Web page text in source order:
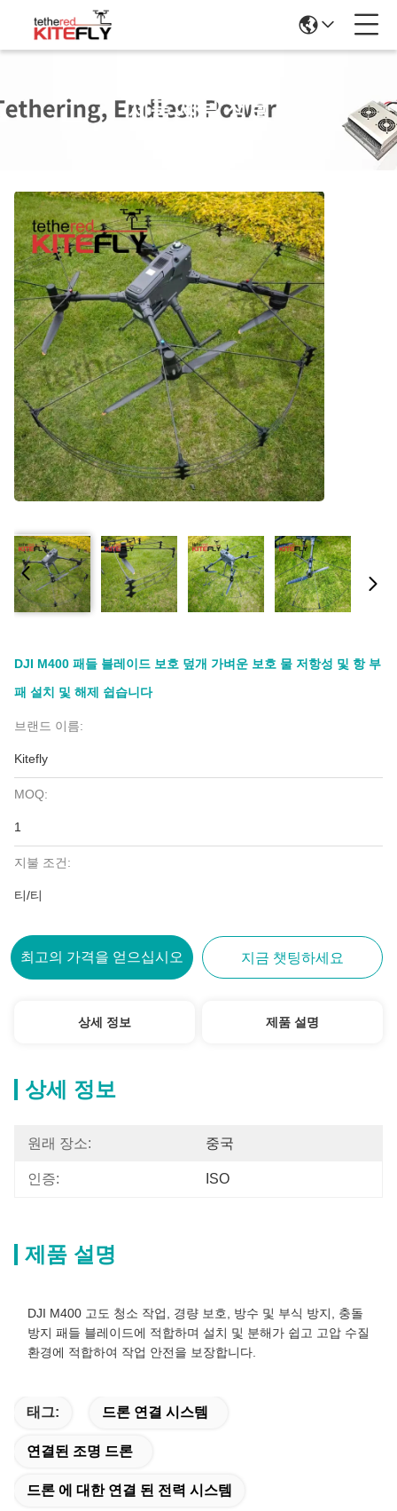
제품 세부 정보
DJI M400 패들 블레이드 보호 덮개 가벼운 보호 물 저항성 및 항 부
패 설치 및 해제 쉽습니다
브랜드 이름:
Kitefly
MOQ:
1
지불 조건:
티/티
최고의 가격을 얻으십시오 지금 챗팅하세요
상세 정보 제품 설명
상세 정보
원래 장소: 중국
인증: ISO
제품 설명
DJI M400 고도 청소 작업, 경량 보호, 방수 및 부식 방지, 충돌
방지 패들 블레이드에 적합하며 설치 및 분해가 쉽고 고압 수질
환경에 적합하여 작업 안전을 보장합니다.
태그: 드론 연결 시스템
연결된 조명 드론
드론 에 대한 연결 된 전력 시스템